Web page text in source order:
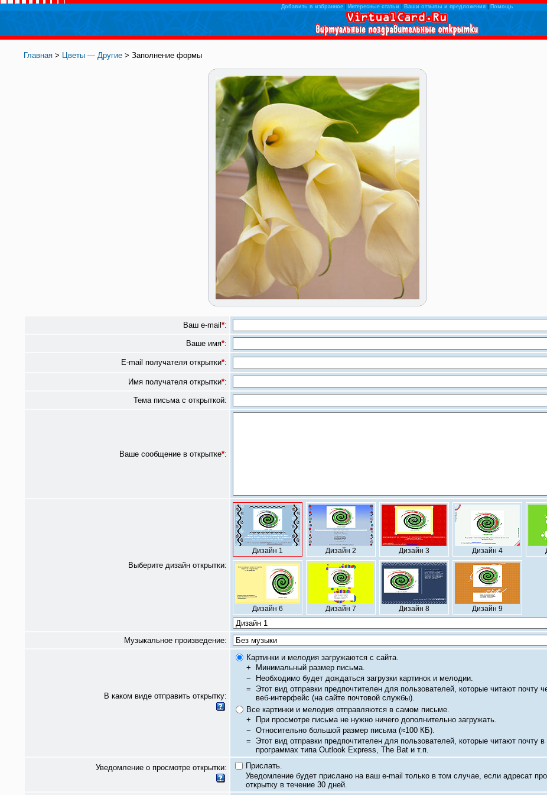
Добавить в избранное| Интересные статьи Ваши отзывы и предложения| Помощь
Главная > Цветы — Другие > Заполнение формы
Ваш e-mail *:
Ваше имя*:
E-mail получателя открытки*:
Имя получателя открытки*:
Тема письма с открыткой:
Ваше сообщение в открытке*:
Выберите дизайн открытки:
Дизайн 1 Дизайн 2 Дизайн 3 Дизайн 4
Дизайн 6 Дизайн 7 Дизайн 8 Дизайн 9
Музыкальное произведение:
В каком виде отправить открытку:
Картинки и мелодия загружаются с сайта.
+
Минимальный размер письма.
−
Необходимо будет дождаться загрузки картинок и мелодии.
= Этот вид отправки предпочтителен для пользователей, которые читают почту
веб-интерфейс (на сайте почтовой службы).
Все картинки и мелодия отправляются в самом письме.
+
При просмотре письма не нужно ничего дополнительно загружать.
− Относительно большой размер письма (≈100 КБ).
= Этот вид отправки предпочтителен для пользователей, которые читают почту в
программах типа Outlook Express, The Bat и т.п.
Уведомление о просмотре открытки:
Прислать.
Уведомление будет прислано на ваш e-mail только в том случае, если адресат
открытку в течение 30 дней.